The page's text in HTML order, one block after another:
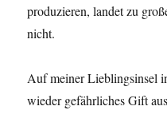
produzieren, landet zu
nicht.
Auf meiner Lieblingsinsel
wieder gefährliches Gift